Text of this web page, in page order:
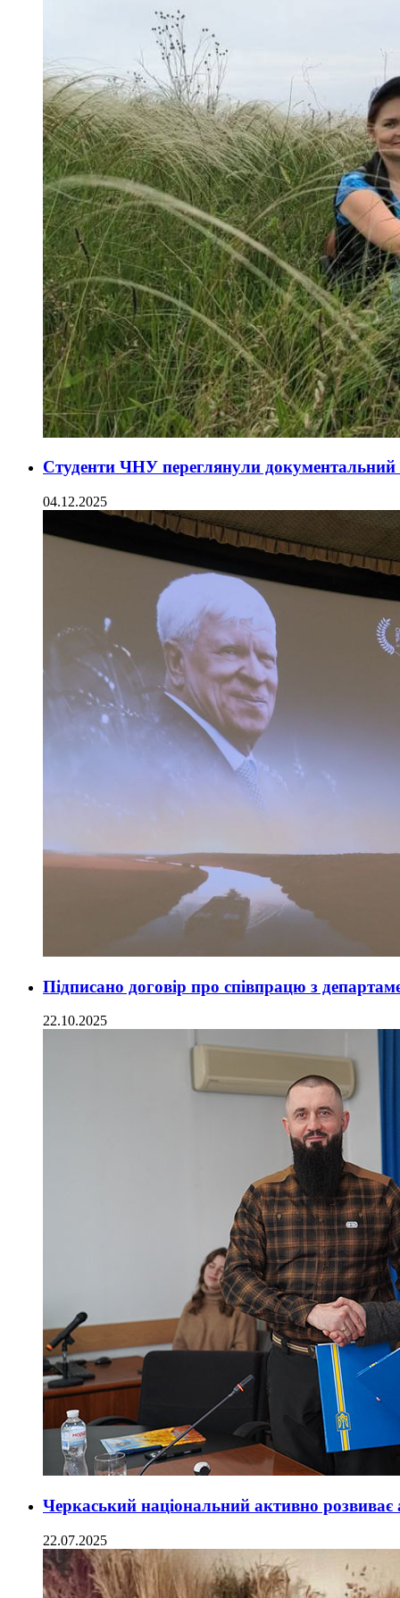
Студенти ЧНУ переглянули документальний
04.12.2025
Підписано договір про співпрацю з
22.10.2025
Черкаський національний активно розвиває
22.07.2025